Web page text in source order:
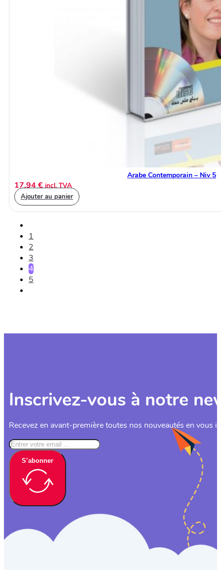
Arabe Contemporain – Niv 5
17,94€ incl. TVA
Ajouter au panier
1
2
3
4
5
Inscrivez-vous à notre
Recevez en avant-première toutes nos nouveautés en vous
S’abonner